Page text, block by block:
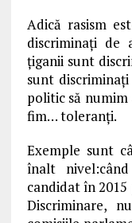
Adică rasism
discriminați de
țiganii sunt
sunt
politic să numim
fim… toleranți.
Exemple sunt
înalt
candidat în
Discriminare,